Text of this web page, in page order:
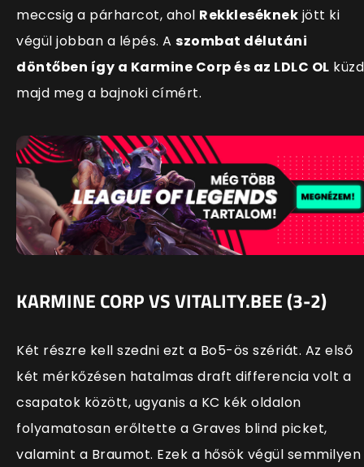
meccsig a párharcot, ahol Rekkleséknek jött ki
végül jobban a lépés. A szombat délutáni
döntőben így a Karmine Corp és az LDLC OL küzd
majd meg a bajnoki címért.
KARMINE CORP VS VITALITY.BEE (3-2)
Két részre kell szedni ezt a Bo5-ös szériát. Az első
két mérkőzésen hatalmas draft differencia volt a
csapatok között, ugyanis a KC kék oldalon
folyamatosan erőltette a Graves blind picket,
valamint a Braumot. Ezek a hősök végül semmilyen